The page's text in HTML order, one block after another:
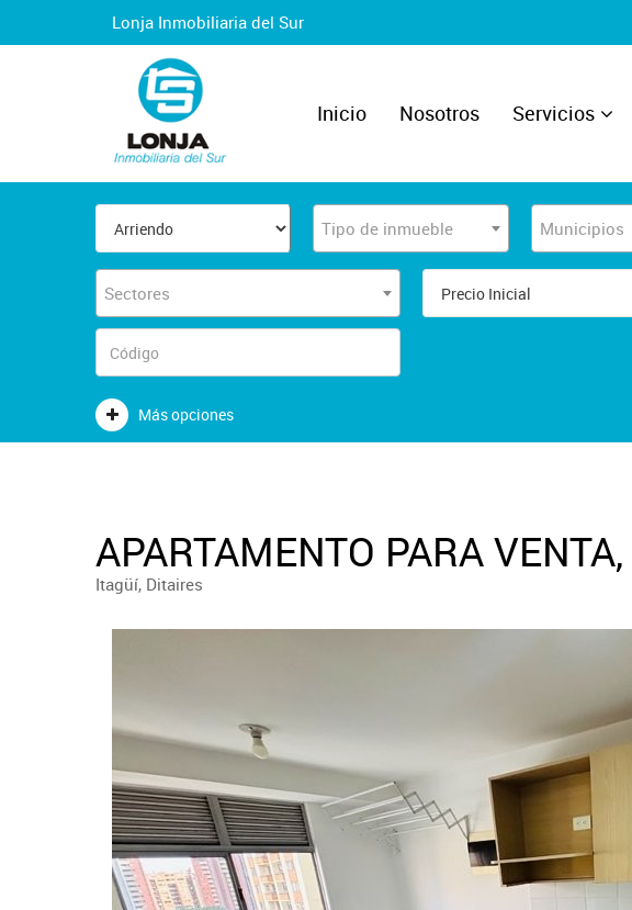
Lonja Inmobiliaria del Sur
Inicio Nosotros Servicios
Tipo de inmueble Municipios
Sectores
Más opciones
APARTAMENTO PARA
Itagüí, Ditaires